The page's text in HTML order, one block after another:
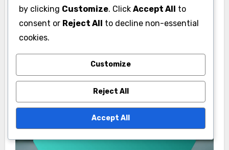
metriche di fielding a terra, come il numero di
punti salvati per partita, può fornire
informazioni sulle aree che necessitano di
miglioramento, puntando a un obiettivo di
salvare almeno 10 punti per partita può essere
vantaggioso.
by clicking Customize. Click Accept All to
consent or Reject All to decline non-essential
cookies.
Customize
Reject All
Accept All